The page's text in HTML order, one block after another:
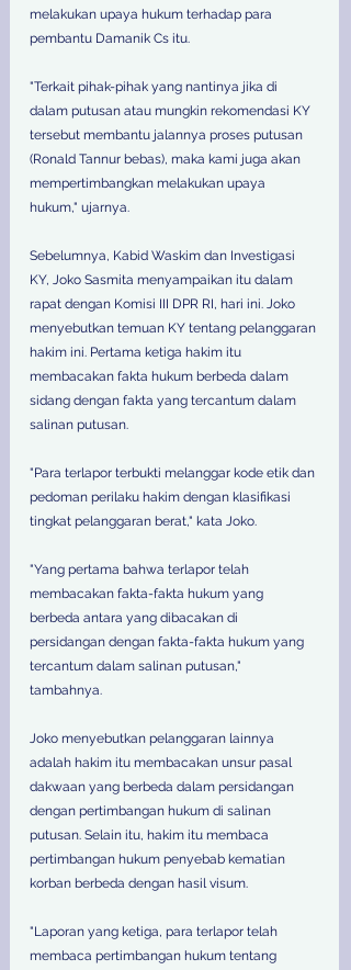
melakukan upaya hukum terhadap para
pembantu Damanik Cs itu.
"Terkait pihak-pihak yang nantinya jika di
dalam putusan atau mungkin rekomendasi KY
tersebut membantu jalannya proses putusan
(Ronald Tannur bebas), maka kami juga akan
mempertimbangkan melakukan upaya
hukum," ujarnya.
Sebelumnya, Kabid Waskim dan Investigasi
KY, Joko Sasmita menyampaikan itu dalam
rapat dengan Komisi III DPR RI, hari ini. Joko
menyebutkan temuan KY tentang pelanggaran
hakim ini. Pertama ketiga hakim itu
membacakan fakta hukum berbeda dalam
sidang dengan fakta yang tercantum dalam
salinan putusan.
"Para terlapor terbukti melanggar kode etik dan
pedoman perilaku hakim dengan klasifikasi
tingkat pelanggaran berat," kata Joko.
"Yang pertama bahwa terlapor telah
membacakan fakta-fakta hukum yang
berbeda antara yang dibacakan di
persidangan dengan fakta-fakta hukum yang
tercantum dalam salinan putusan,"
tambahnya.
Joko menyebutkan pelanggaran lainnya
adalah hakim itu membacakan unsur pasal
dakwaan yang berbeda dalam persidangan
dengan pertimbangan hukum di salinan
putusan. Selain itu, hakim itu membaca
pertimbangan hukum penyebab kematian
korban berbeda dengan hasil visum.
"Laporan yang ketiga, para terlapor telah
membaca pertimbangan hukum tentang